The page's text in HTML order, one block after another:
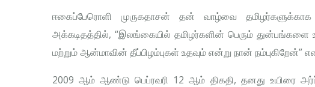
ஈகைப்பேரொளி முருகதாசன் தன் வாழ்வை
அக்கடிதத்தில், “இலங்கையில் தமிழர்களின் பெரும்
மற்றும் ஆன்மாவின் தீப்பிழம்புகள் உதவும் என்று நான் நம்புகிறேன்”
2009 ஆம் ஆண்டு பெப்ரவரி 12 ஆம் திகதி, தனது உயிரை